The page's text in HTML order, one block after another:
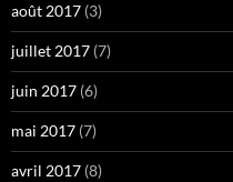
août 2017 (3)
juillet 2017 (7)
juin 2017 (6)
mai 2017 (7)
avril 2017 (8)